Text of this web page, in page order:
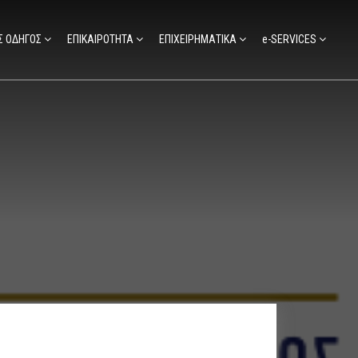
ΟΔΗΓΟΣ ΕΠΙΚΑΙΡΟΤΗΤΑ ΕΠΙΧΕΙΡΗΜΑΤΙΚΑ e-SERVICES